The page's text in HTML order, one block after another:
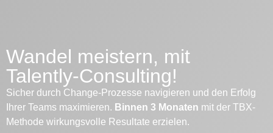
Wandel meistern, mit
Talently-Consulting!
Sicher durch Change-Prozesse navigieren und den Erfolg
Ihrer Teams maximieren. Binnen 3 Monaten mit der TBX-
Methode wirkungsvolle Resultate erzielen.